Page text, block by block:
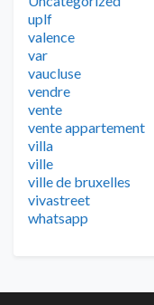
uplf
valence
var
vaucluse
vendre
vente
vente appartement
villa
ville
ville de bruxelles
vivastreet
whatsapp